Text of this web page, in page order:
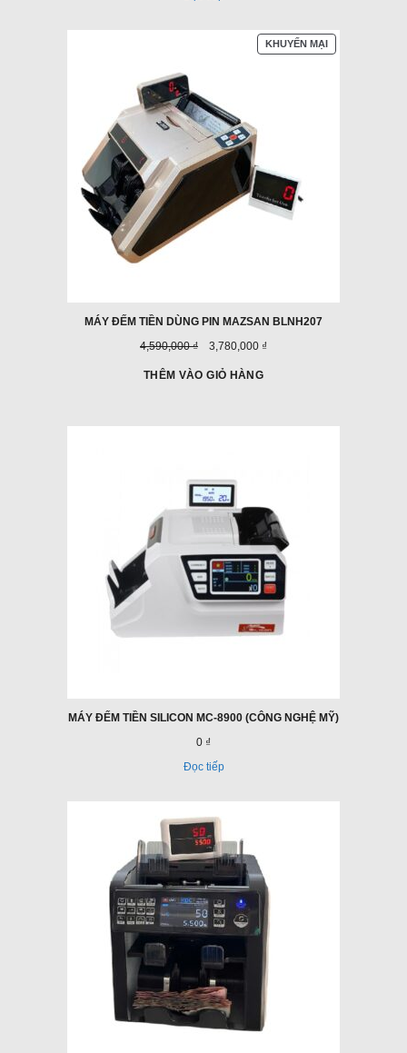
KHUYẾN MẠISẢN
PHẨM
MÁY ĐẾM TIỀN DÙNG PIN MAZSAN BLNH207
Giá
trước
4,590,000 ₫
Giá
3,780,000 ₫
THÊM VÀO GIỎ HÀNG
MÁY ĐẾM TIỀN SILICON MC-8900 (CÔNG NGHỆ MỸ)
0 ₫
Đọc tiếp